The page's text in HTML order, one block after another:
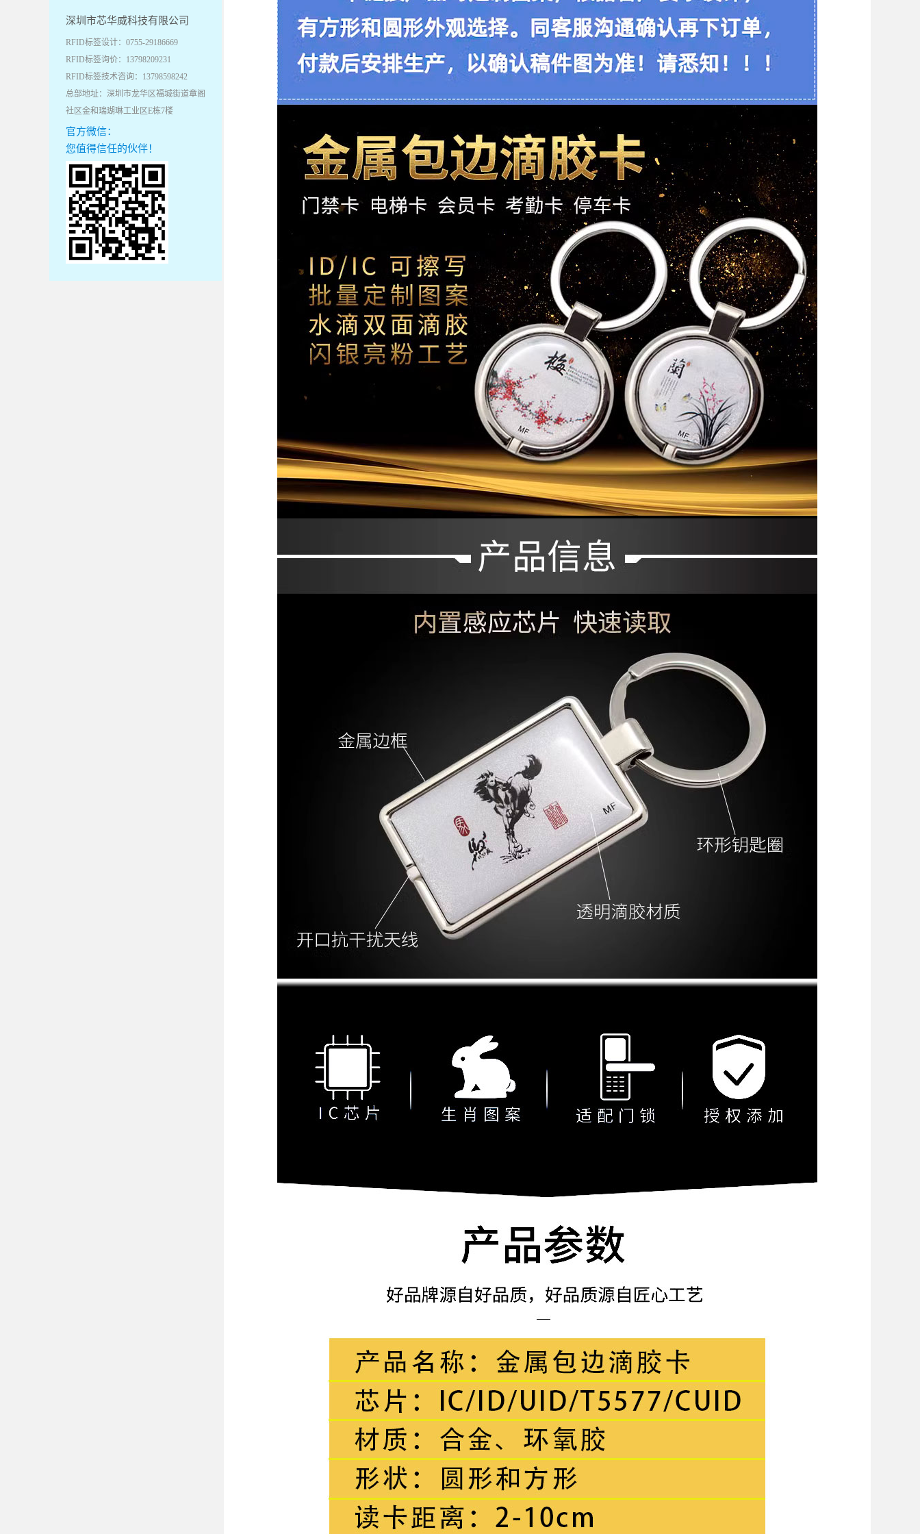
深圳市芯华威科技有限公司
RFID标签设计：0755-29186669
RFID标签询价：13798209231
RFID标签技术咨询：13798598242
总部地址：深圳市龙华区福城街道章阁
社区金和瑞瑚琳工业区E栋7楼
官方微信：
您值得信任的伙伴！